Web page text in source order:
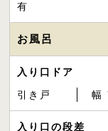
有
お風呂
入り口ドア
引き戸
幅
入り口の段差